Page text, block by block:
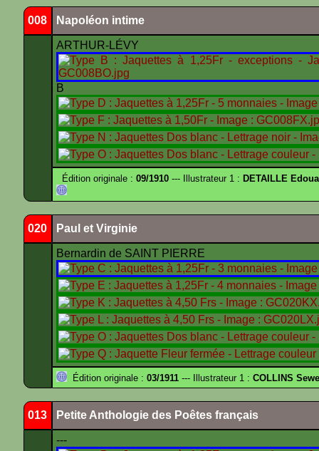
008 Napoléon intime
ARTHUR-LÉVY
B
Édition originale : 09/1910 --- Illustrateur 1 : DETAILLE
020 Paul et Virginie
Bernardin de SAINT PIERRE
Édition originale : 03/1911 --- Illustrateur 1 : COLLINS
013 Petite Anthologie des Poêtes français
---